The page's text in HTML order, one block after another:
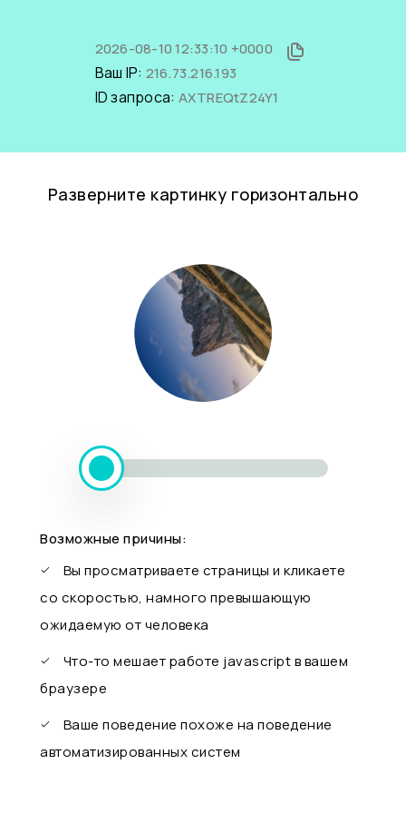
2026-08-10 12:33:10 +0000
Ваш IP: 216.73.216.193
ID запроса: AXTREQtZ24Y1
Разверните картинку горизонтально
Возможные причины:
Вы просматриваете страницы и кликаете
со скоростью, намного превышающую
ожидаемую от человека
Что-то мешает работе javascript в вашем
браузере
Ваше поведение похоже на поведение
автоматизированных систем